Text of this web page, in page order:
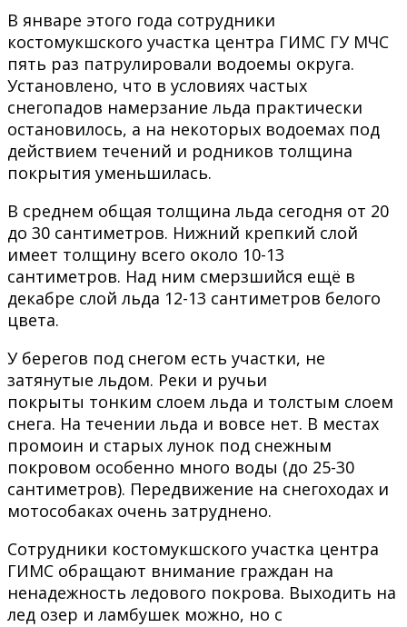
В январе этого года сотрудники
костомукшского участка центра ГИМС ГУ МЧС
пять раз патрулировали водоемы округа.
Установлено, что в условиях частых
снегопадов намерзание льда практически
остановилось, а на некоторых водоемах под
действием течений и родников толщина
покрытия уменьшилась.
В среднем общая толщина льда сегодня от 20
до 30 сантиметров. Нижний крепкий слой
имеет толщину всего около 10-13
сантиметров. Над ним смерзшийся ещё в
декабре слой льда 12-13 сантиметров белого
цвета.
У берегов под снегом есть участки, не
затянутые льдом. Реки и ручьи
покрыты тонким слоем льда и толстым слоем
снега. На течении льда и вовсе нет. В местах
промоин и старых лунок под снежным
покровом особенно много воды (до 25-30
сантиметров). Передвижение на снегоходах и
мотособаках очень затруднено.
Сотрудники костомукшского участка центра
ГИМС обращают внимание граждан на
ненадежность ледового покрова. Выходить на
лед озер и ламбушек можно, но с